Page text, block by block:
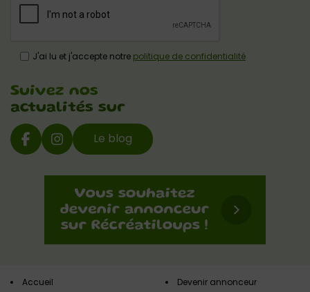
J'ai lu et j'accepte notre politique de confidentialité
Suivez nos
actualités sur
Le blog
Accueil
Devenir annonceur